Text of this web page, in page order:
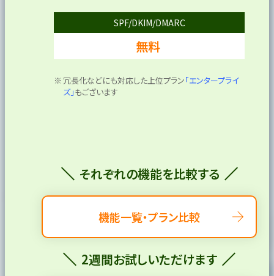
SPF/DKIM/DMARC
無料
冗長化などにも対応した上位プラン「エンタープライ
ズ」もございます
それぞれの機能を比較する
機能一覧・プラン比較
2週間お試しいただけます